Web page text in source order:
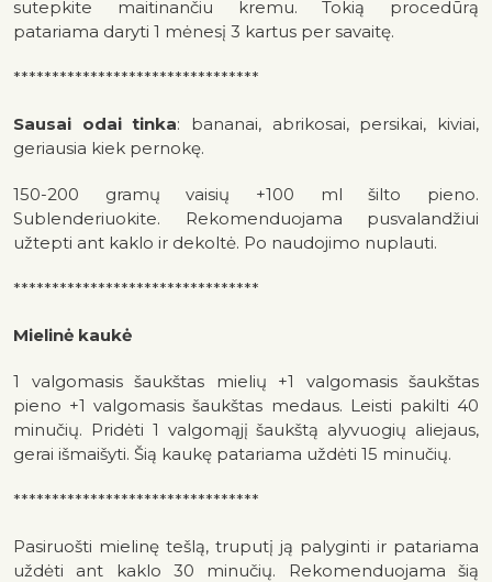
sutepkite maitinančiu kremu. Tokią procedūrą
patariama daryti 1 mėnesį 3 kartus per savaitę.
********************************
Sausai odai tinka: bananai, abrikosai, persikai, kiviai,
geriausia kiek pernokę.
150-200 gramų vaisių +100 ml šilto pieno.
Sublenderiuokite. Rekomenduojama pusvalandžiui
užtepti ant kaklo ir dekoltė. Po naudojimo nuplauti.
********************************
Mielinė kaukė
1 valgomasis šaukštas mielių +1 valgomasis šaukštas
pieno +1 valgomasis šaukštas medaus. Leisti pakilti 40
minučių. Pridėti 1 valgomąjį šaukštą alyvuogių aliejaus,
gerai išmaišyti. Šią kaukę patariama uždėti 15 minučių.
********************************
Pasiruošti mielinę tešlą, truputį ją palyginti ir patariama
uždėti ant kaklo 30 minučių. Rekomenduojama šią